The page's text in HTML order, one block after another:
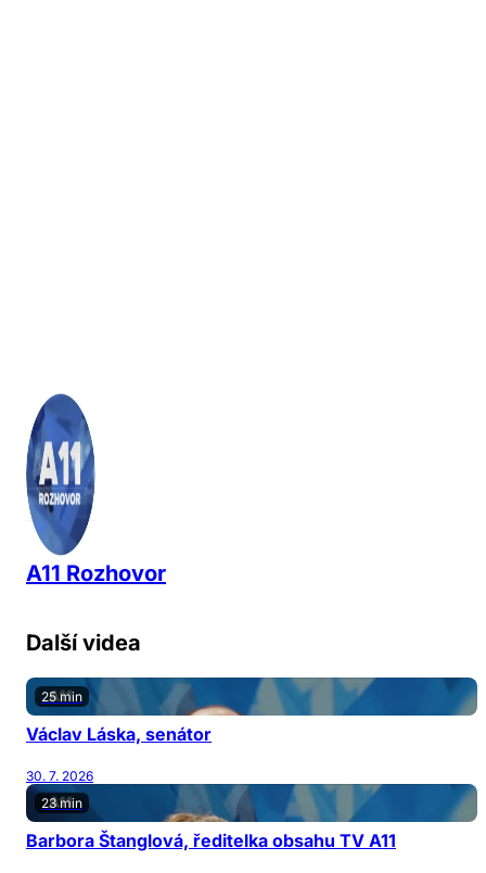
A11 Rozhovor
Další videa
25 min
Václav Láska, senátor
30. 7. 2026
23 min
Barbora Štanglová, ředitelka obsahu TV A11